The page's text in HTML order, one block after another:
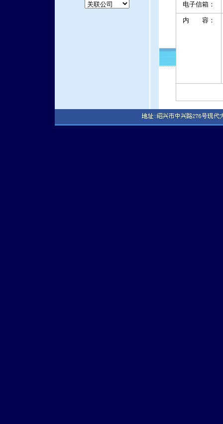
电子信箱：
内 容：